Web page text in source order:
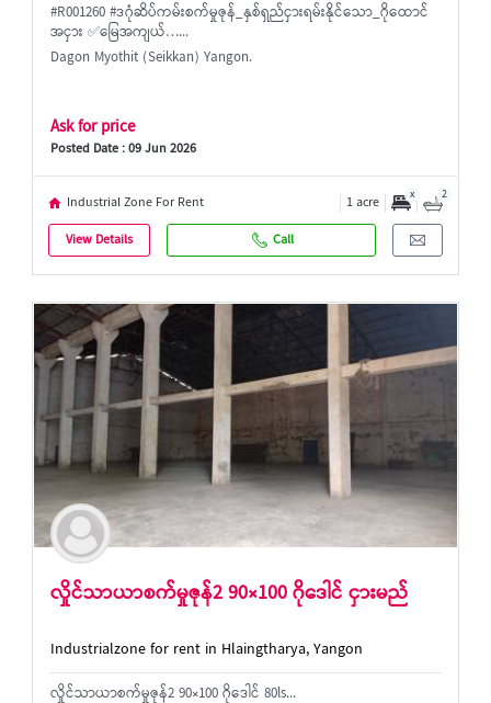
#R001260 #ဒဂုံဆိပ်ကမ်းစက်မှုဇုန်_နှစ်ရှည်ငှားရမ်းနိုင်သော_ဂိုထောင်
အငှား ✅မြေအကျယ်…...
Dagon Myothit (Seikkan) Yangon.
Ask for price
Posted Date : 09 Jun 2026
Industrial Zone For Rent 1 acre x 2
View Details Call
လှိုင်သာယာစက်မှုဇုန်2 90×100 ဂိုဒေါင် ငှားမည်
Industrialzone for rent in Hlaingtharya, Yangon
လှိုင်သာယာစက်မှုဇုန်2 90×100 ဂိုဒေါင် 80ls...